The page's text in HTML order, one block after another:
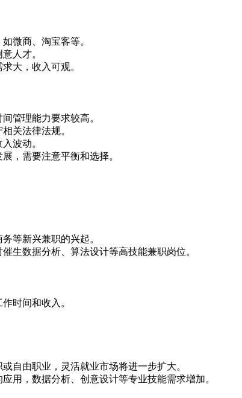
微商、淘宝客等。
人才。
大，收入可观。
管理能力要求较高。
关法律法规。
波动。
，需要注意平衡和选择。
等新兴兼职的兴起。
生数据分析、算法设计等高技能兼职岗位。
时间和收入。
自由职业，灵活就业市场将进一步扩大。
用，数据分析、创意设计等专业技能需求增加。